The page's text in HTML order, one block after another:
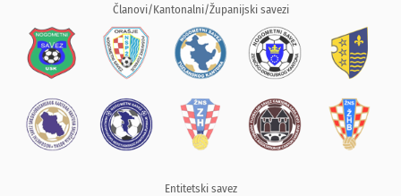
Članovi/Kantonalni/Županijski savezi
Entitetski savez